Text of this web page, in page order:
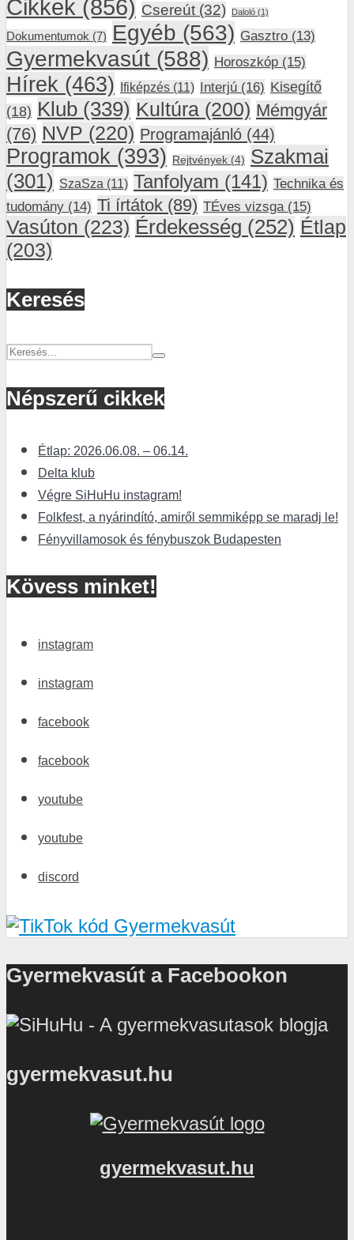
Cikkek (856) Csereút (32) Daloló (1)
Dokumentumok (7) Egyéb (563) Gasztro (13)
Gyermekvasút (588) Horoszkóp (15)
Hírek (463) Ifiképzés (11) Interjú (16) Kisegítő
(18) Klub (339) Kultúra (200) Mémgyár
(76) NVP (220) Programajánló (44)
Programok (393) Rejtvények (4) Szakmai
(301) SzaSza (11) Tanfolyam (141) Technika és
tudomány (14) Ti írtátok (89) TÉves vizsga(15)
Vasúton (223) Érdekesség (252) Étlap
(203)
Keresés
Népszerű cikkek
Étlap: 2026.06.08. – 06.14.
Delta klub
Végre SiHuHu instagram!
Folkfest, a nyárindító, amiről semmiképp se maradj le!
Fényvillamosok és fénybuszok Budapesten
Kövess minket!
instagram
instagram
facebook
facebook
youtube
youtube
discord
Gyermekvasút a Facebookon
gyermekvasut.hu
gyermekvasut.hu